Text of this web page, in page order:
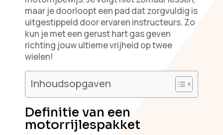
maar je doorloopt een pad dat zorgvuldig is
uitgestippeld door ervaren instructeurs. Zo
kun je met een gerust hart gas geven
richting jouw ultieme vrijheid op twee
wielen!
Inhoudsopgaven
Definitie van een
motorrijlespakket